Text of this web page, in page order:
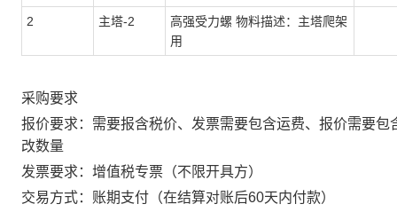
2 主塔-2
高强受力螺 物料描述：主塔爬架
用
采购要求
报价要求：需要报含税价、发票需要包含运费、报价需要
改数量
发票要求：增值税专票（不限开具方）
交易方式：账期支付（在结算对账后60天内付款）